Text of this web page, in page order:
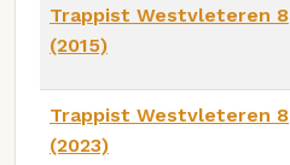
Trappist Westvleteren 8
(2015)
Trappist Westvleteren 8
(2023)